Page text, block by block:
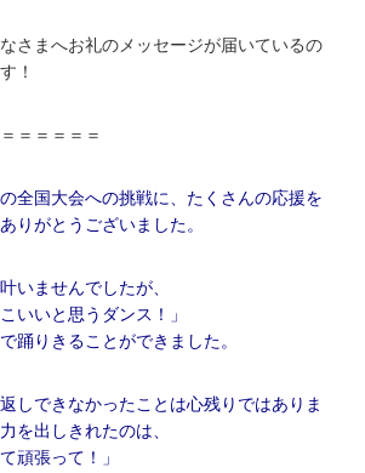
さまへお礼のメッセージが届いているの
！
＝＝＝＝＝
全国大会への挑戦に、たくさんの応援を
りがとうございました。
いませんでしたが、
いいと思うダンス！」
踊りきることができました。
しできなかったことは心残りではありま
を出しきれたのは、
頑張って！」